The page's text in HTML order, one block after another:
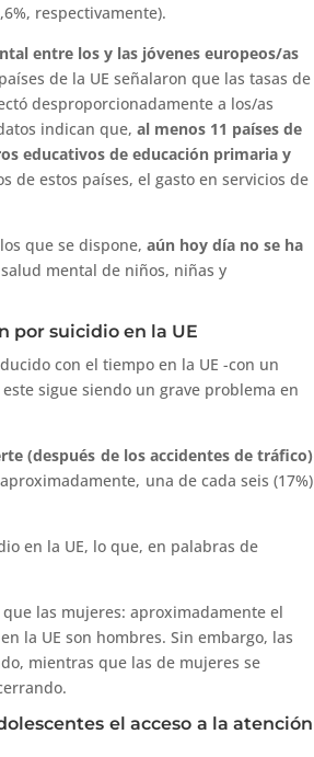
respectivamente).
entre los y las jóvenes europeos/as
de la UE señalaron que las tasas de
desproporcionadamente a los/as
indican que,al menos 11 países de
educativos de educación primaria y
de estos países, el gasto en servicios de
que se dispone,aún hoy día no se ha
mental de niños, niñas y
por suicidio en la UE
con el tiempo en la UE -con un
sigue siendo un grave problema en
(después de los accidentes de tráfico)
una de cada seis (17%)
en la UE, lo que, en palabras de
las mujeres: aproximadamente el
la UE son hombres. Sin embargo, las
mientras que las de mujeres se
el acceso a la atención